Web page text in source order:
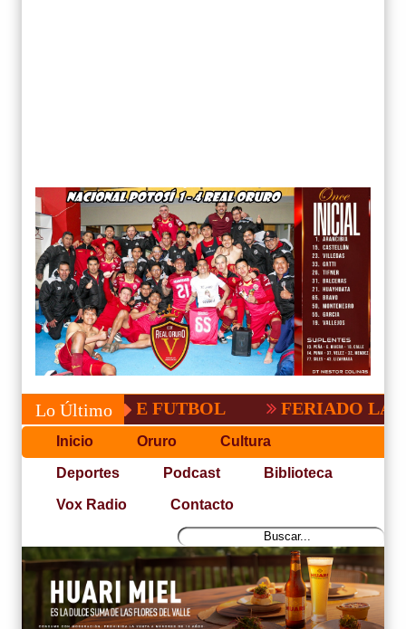
Lo Último
DE FUTBOL FERIADO LARGO
Inicio Oruro Cultura
Deportes Podcast Biblioteca
Vox Radio Contacto